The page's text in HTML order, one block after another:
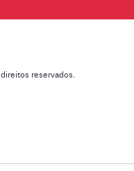
reservados.